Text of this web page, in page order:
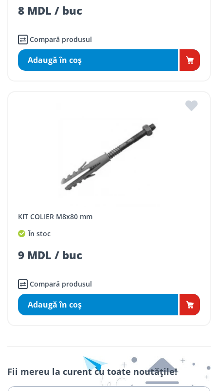
8 MDL / buc
Compară produsul
Adaugă în coş
KIT COLIER M8x80 mm
În stoc
9 MDL / buc
Compară produsul
Adaugă în coş
Fii mereu la curent cu toate noutățile!